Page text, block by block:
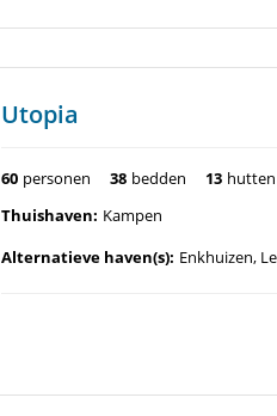
Utopia
60 personen 38 bedden 13 hutten
Thuishaven: Kampen
Alternatieve haven(s): Enkhuizen,